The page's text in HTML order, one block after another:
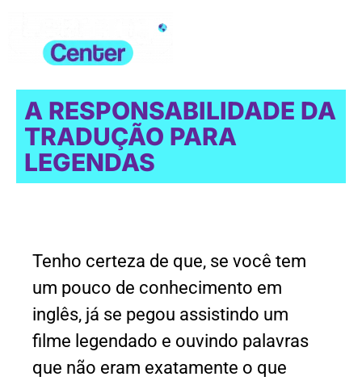
A RESPONSABILIDADE DA
TRADUÇÃO PARA
LEGENDAS
Tenho certeza de que, se você tem
um pouco de conhecimento em
inglês, já se pegou assistindo um
filme legendado e ouvindo palavras
que não eram exatamente o que